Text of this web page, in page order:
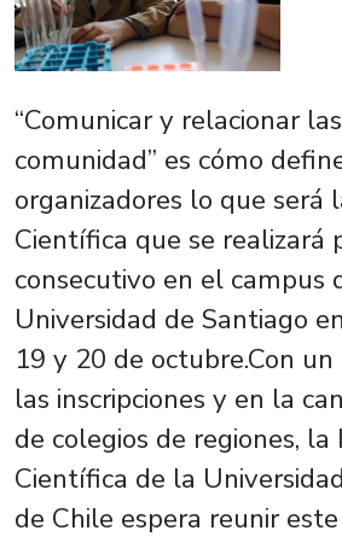
“Comunicar y relacionar
comunidad” es cómo
organizadores lo que será
Científica que se realizará
consecutivo en el campus
Universidad de Santiago
19 y 20 de octubre.Con
las inscripciones y en la
de colegios de regiones, la
Científica de la
de Chile espera reunir